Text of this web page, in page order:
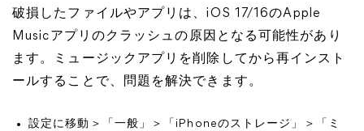
破損したファイルやアプリは、iOS 17/16のApple
Musicアプリのクラッシュの原因となる可能性があり
ます。ミュージックアプリを削除してから再インスト
ールすることで、問題を解決できます。
設定に移動＞「一般」＞「iPhoneのストレージ」＞「ミ